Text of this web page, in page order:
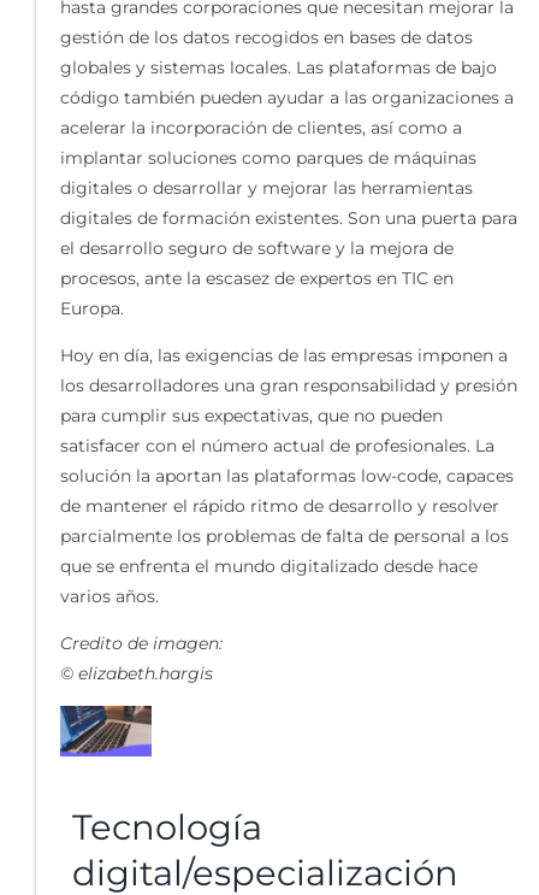
hasta grandes corporaciones que necesitan mejorar la
gestión de los datos recogidos en bases de datos
globales y sistemas locales. Las plataformas de bajo
código también pueden ayudar a las organizaciones a
acelerar la incorporación de clientes, así como a
implantar soluciones como parques de máquinas
digitales o desarrollar y mejorar las herramientas
digitales de formación existentes. Son una puerta para
el desarrollo seguro de software y la mejora de
procesos, ante la escasez de expertos en TIC en
Europa.
Hoy en día, las exigencias de las empresas imponen a
los desarrolladores una gran responsabilidad y presión
para cumplir sus expectativas, que no pueden
satisfacer con el número actual de profesionales. La
solución la aportan las plataformas low-code, capaces
de mantener el rápido ritmo de desarrollo y resolver
parcialmente los problemas de falta de personal a los
que se enfrenta el mundo digitalizado desde hace
varios años.
Credito de imagen:
© elizabeth.hargis
Tecnología
digital/especialización